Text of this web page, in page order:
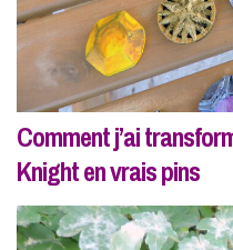
Comment j’ai
Knight en vrais pins